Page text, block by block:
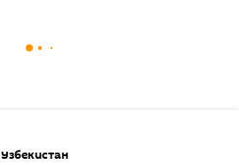
Узбекистан